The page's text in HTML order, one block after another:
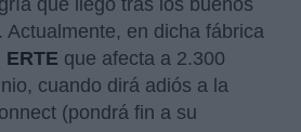
Actualmente, en dicha fábrica
ERTE que afecta a 2.300
cuando dirá adiós a la
(pondrá fin a su